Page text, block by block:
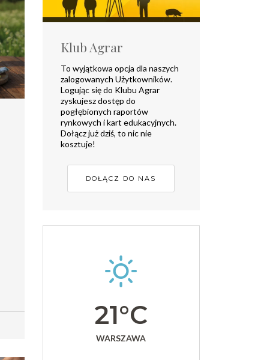
Klub Agrar
To wyjątkowa opcja dla naszych
zalogowanych Użytkowników.
Logując się do Klubu Agrar
zyskujesz dostęp do
pogłębionych raportów
rynkowych i kart edukacyjnych.
Dołącz już dziś, to nic nie
kosztuje!
DOŁĄCZ DO NAS
21°C
WARSZAWA